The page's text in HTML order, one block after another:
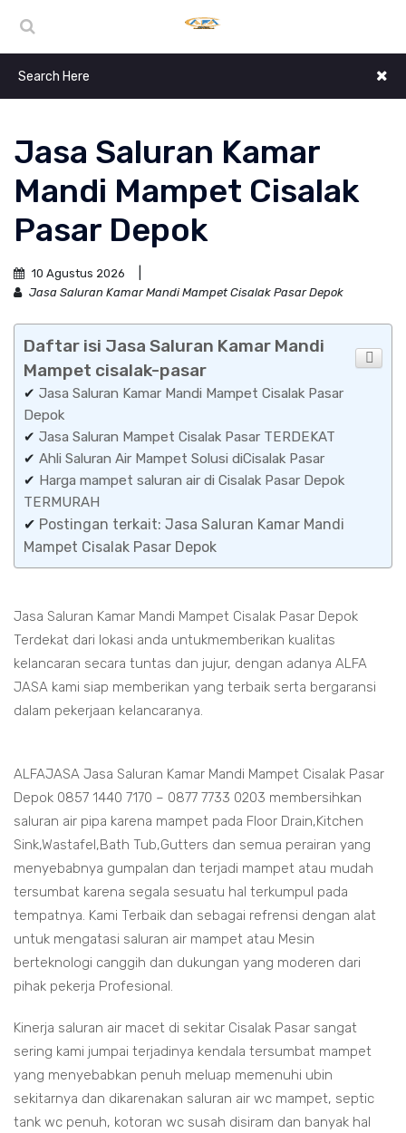
Jasa Saluran Kamar
Mandi Mampet Cisalak
Pasar Depok
10 Agustus 2026
Jasa Saluran Kamar Mandi Mampet Cisalak Pasar Depok
Daftar isi Jasa Saluran Kamar Mandi
Mampet cisalak-pasar
✔ Jasa Saluran Kamar Mandi Mampet Cisalak Pasar
Depok
✔ Jasa Saluran Mampet Cisalak Pasar TERDEKAT
✔ Ahli Saluran Air Mampet Solusi diCisalak Pasar
✔ Harga mampet saluran air di Cisalak Pasar Depok
TERMURAH
✔ Postingan terkait: Jasa Saluran Kamar Mandi
Mampet Cisalak Pasar Depok
Jasa Saluran Kamar Mandi Mampet Cisalak Pasar Depok
Terdekat dari lokasi anda untukmemberikan kualitas
kelancaran secara tuntas dan jujur, dengan adanya ALFA
JASA kami siap memberikan yang terbaik serta bergaransi
dalam pekerjaan kelancaranya.
ALFAJASA Jasa Saluran Kamar Mandi Mampet Cisalak Pasar
Depok 0857 1440 7170 – 0877 7733 0203 membersihkan
saluran air pipa karena mampet pada Floor Drain,Kitchen
Sink,Wastafel,Bath Tub,Gutters dan semua perairan yang
menyebabnya gumpalan dan terjadi mampet atau mudah
tersumbat karena segala sesuatu hal terkumpul pada
tempatnya. Kami Terbaik dan sebagai refrensi dengan alat
untuk mengatasi saluran air mampet atau Mesin
berteknologi canggih dan dukungan yang moderen dari
pihak pekerja Profesional.
Kinerja saluran air macet di sekitar Cisalak Pasar sangat
sering kami jumpai terjadinya kendala tersumbat mampet
yang menyebabkan penuh meluap memenuhi ubin
sekitarnya dan dikarenakan saluran air wc mampet, septic
tank wc penuh, kotoran wc susah disiram dan banyak hal